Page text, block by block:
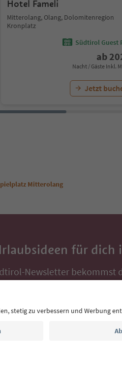
Hotel Fameli
Mitterolang, Olang, Dolomitenregion
Kronplatz
Südtirol Guest
ab
Nacht / Gäste Inkl.
Jetzt
Mitterolang
für dich
Newsletter bekommst
Tipps und